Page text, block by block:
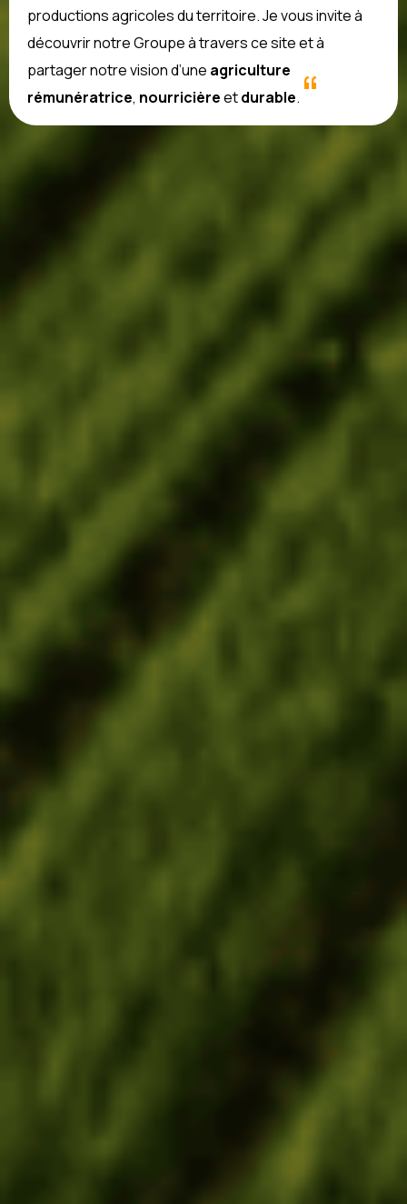
productions agricoles du territoire. Je vous invite à
découvrir notre Groupe à travers ce site et à
partager notre vision d’une agriculture
rémunératrice, nourricièreetdurable. “